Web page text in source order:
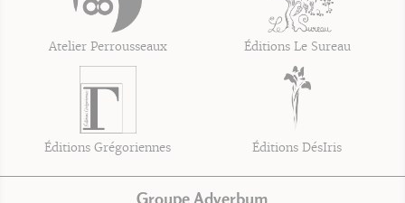
Atelier Perrousseaux Éditions Le Sureau
Éditions Grégoriennes Éditions DésIris
Groupe Adverbum